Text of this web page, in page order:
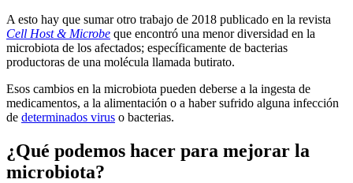
A esto hay que sumar otro trabajo de 2018 publicado en la revista
Cell Host & Microbe que encontró una menor diversidad en la
microbiota de los afectados; específicamente de bacterias
productoras de una molécula llamada butirato.
Esos cambios en la microbiota pueden deberse a la ingesta de
medicamentos, a la alimentación o a haber sufrido alguna infección
de determinados virus o bacterias.
¿Qué podemos hacer para mejorar la
microbiota?